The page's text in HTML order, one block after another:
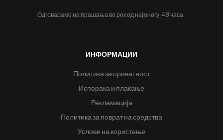
Одговараме на прашања во рок од најмногу 48 часа.
ИНФОРМАЦИИ
Политика за приватност
Испорака и плаќање
Рекламација
Политика за поврат на средства
Услови на користење